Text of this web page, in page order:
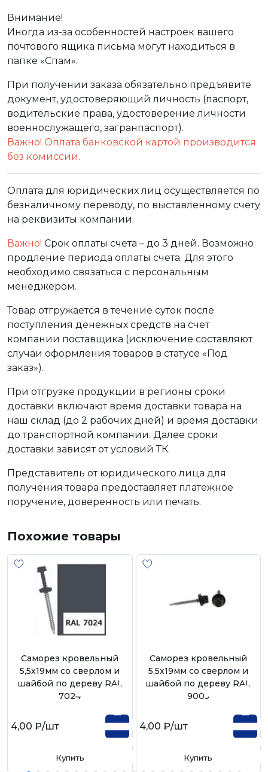
Внимание!
Иногда из-за особенностей настроек вашего
почтового ящика письма могут находиться в
папке «Спам».
При получении заказа обязательно предъявите
документ, удостоверяющий личность (паспорт,
водительские права, удостоверение личности
военнослужащего, загранпаспорт).
Важно! Оплата банковской картой производится
без комиссии.
Оплата для юридических лиц осуществляется по
безналичному переводу, по выставленному счету
на реквизиты компании.
Важно! Срок оплаты счета – до 3 дней. Возможно
продление периода оплаты счета. Для этого
необходимо связаться с персональным
менеджером.
Товар отгружается в течение суток после
поступления денежных средств на счет
компании поставщика (исключение составляют
случаи оформления товаров в статусе «Под
заказ»).
При отгрузке продукции в регионы сроки
доставки включают время доставки товара на
наш склад (до 2 рабочих дней) и время доставки
до транспортной компании. Далее сроки
доставки зависят от условий ТК.
Представитель от юридического лица для
получения товара предоставляет платежное
поручение, доверенность или печать.
Похожие товары
Саморез кровельный
5,5х19мм со сверлом и
шайбой по дереву RAL
7024
4,00 ₽/шт
Купить
Саморез кровельный
5,5х19мм со сверлом и
шайбой по дереву RAL
9005
4,00 ₽/шт
Купить